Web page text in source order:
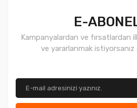
E-
Kampanyalardan ve fırsatlardan
ve yararlanmak